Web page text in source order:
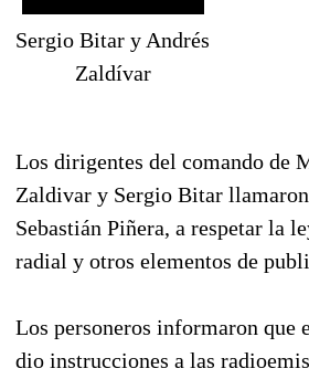
Sergio Bitar y Andrés
Zaldívar
Los dirigentes del comando de
Zaldivar y Sergio Bitar
Sebastián Piñera, a respetar la
radial y otros elementos de
Los personeros informaron que
dio instrucciones a las